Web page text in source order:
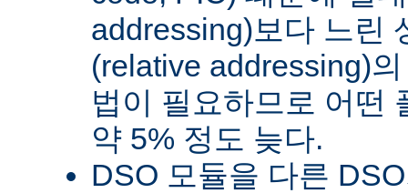
addressing)보다 느린
(relative addressing)
법이 필요하므로 어떤
약 5% 정도 늦다.
DSO 모듈을 다른